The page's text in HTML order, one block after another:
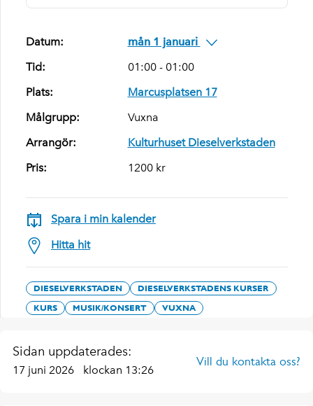
Datum:
mån 1 januari
Tid:
01:00 - 01:00
Plats:
Marcusplatsen 17
Målgrupp:
Vuxna
Arrangör:
Kulturhuset Dieselverkstaden
Pris:
1200 kr
Spara i min kalender
Hitta hit
DIESELVERKSTADEN
DIESELVERKSTADENS KURSER
KURS
MUSIK/KONSERT VUXNA
Sidan uppdaterades:
17 juni 2026 klockan 13:26
Vill du kontakta oss?